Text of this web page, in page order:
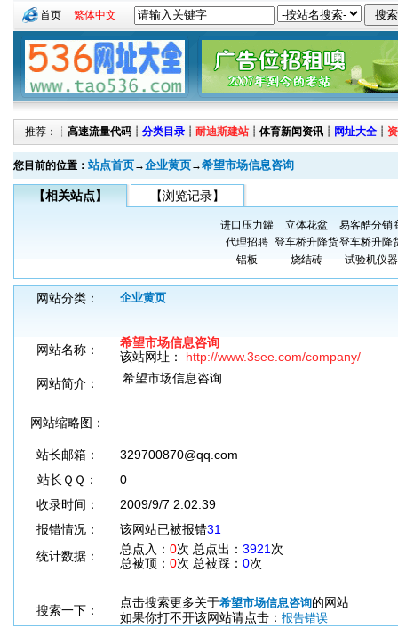
首页 繁体中文
推荐：┊ 高速流量代码 ┊ 分类目录 ┊ 耐迪斯建站 ┊ 体育新闻资讯 ┊ 网址大全 ┊
您目前的位置： 站点首页→企业黄页→希望市场信息咨询
【相关站点】 【浏览记录】
进口压力罐 立体花盆
易客酷分销
代理招聘 登车桥升降货登车桥升降
铝板
烧结砖 试验机仪
网站分类： 企业黄页
网站名称：
希望市场信息咨询
该站网址： http://www.3see.com/company/
网站简介：
希望市场信息咨询
网站缩略图：
站长邮箱：
329700870@qq.com
站长ＱＱ：
0
收录时间：
2009/9/7 2:02:39
报错情况：
该网站已被报错31
统计数据：
总点入： 0次 总点出： 3921 次
总被顶： 0次 总被踩： 0次
搜索一下：
点击搜索更多关于希望市场信息咨询的网站
如果你打不开该网站请点击： 报告错误